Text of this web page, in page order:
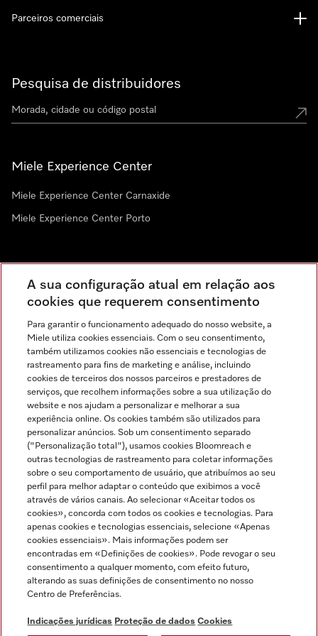
Pesquisa de distribuidores
Miele Experience Center
Miele Experience Center Carnaxide
Miele Experience Center Porto
Parceiros comerciais
Indicações jurídicas
Condições gerais
Proteção de dados
Condições de utilização
Canal de Ética
Formulário de livre resolução
Miele no Instagram
Miele no Facebook
Miele no Youtube
A sua configuração atual em relação aos
cookies que requerem consentimento
Para garantir o funcionamento adequado do nosso website, a
Miele utiliza cookies essenciais. Com o seu consentimento,
também utilizamos cookies não essenciais e tecnologias de
rastreamento para fins de marketing e análise, incluindo
cookies de terceiros dos nossos parceiros e prestadores de
serviços, que recolhem informações sobre a sua utilização do
website e nos ajudam a personalizar e melhorar a sua
experiência online. Os cookies também são utilizados para
personalizar anúncios. Sob um consentimento separado
("Personalização total"), usamos cookies Bloomreach e
outras tecnologias de rastreamento para coletar informações
sobre o seu comportamento de usuário, que atribuímos ao seu
perfil para melhor adaptar o conteúdo que exibimos a você
através de vários canais. Ao selecionar «Aceitar todos os
cookies», concorda com todos os cookies e tecnologias. Para
apenas cookies e tecnologias essenciais, selecione «Apenas
cookies essenciais». Mais informações podem ser
encontradas em «Definições de cookies». Pode revogar o seu
consentimento a qualquer momento, com efeito futuro,
alterando as suas definições de consentimento no nosso
Centro de Preferências.
Indicações jurídicas Proteção de dados Cookies